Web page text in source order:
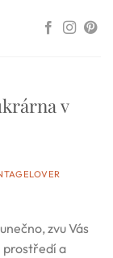
v
zvu Vás
prostředí a